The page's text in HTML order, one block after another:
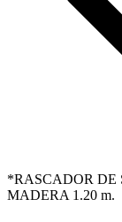
*RASCADOR DE
MADERA 1.20 m.